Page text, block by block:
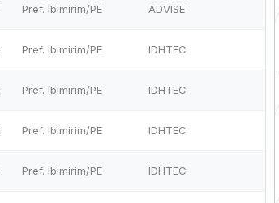
Pref. Ibimirim/PE ADVISE
Pref. Ibimirim/PE IDHTEC
Pref. Ibimirim/PE IDHTEC
Pref. Ibimirim/PE IDHTEC
Pref. Ibimirim/PE IDHTEC